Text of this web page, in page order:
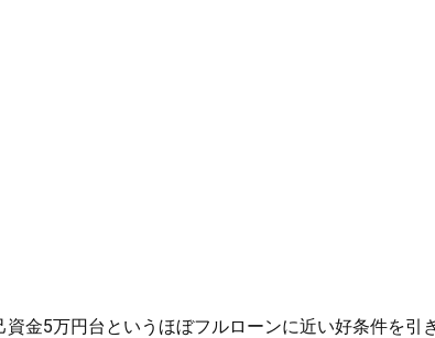
金5万円台というほぼフルローンに近い好条件を引